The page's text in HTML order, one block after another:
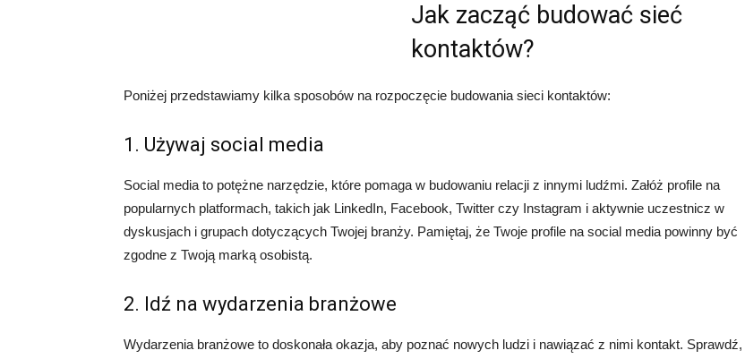
Jak zacząć budować sieć
kontaktów?
Poniżej przedstawiamy kilka sposobów na rozpoczęcie budowania sieci kontaktów:
1. Używaj social media
Social media to potężne narzędzie, które pomaga w budowaniu relacji z innymi ludźmi. Załóż profile na
popularnych platformach, takich jak LinkedIn, Facebook, Twitter czy Instagram i aktywnie uczestnicz w
dyskusjach i grupach dotyczących Twojej branży. Pamiętaj, że Twoje profile na social media powinny być
zgodne z Twoją marką osobistą.
2. Idź na wydarzenia branżowe
Wydarzenia branżowe to doskonała okazja, aby poznać nowych ludzi i nawiązać z nimi kontakt. Sprawdź,